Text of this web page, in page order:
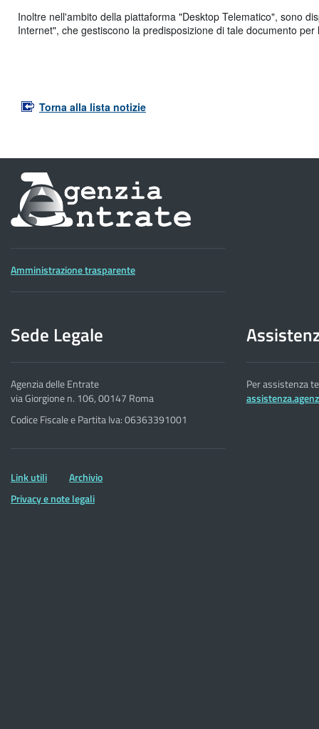
Inoltre nell'ambito della piattaforma "Desktop Telematico", sono
Internet", che gestiscono la predisposizione di tale documento
Torna alla lista notizie
Informazioni
sul
sito
dell'Agenzia
delle
Amministrazione trasparente
Sede Legale
Agenzia delle Entrate
via Giorgione n. 106, 00147 Roma
Codice Fiscale e Partita Iva: 06363391001
Per assistenza
Altre
informazioni
Link utili
Archivio
Privacy e note legali